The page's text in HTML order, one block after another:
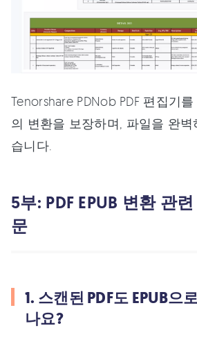
Tenorshare PDNob PDF 편집기
의 변환을 보장하며, 파일을 완
습니다.
5부: PDF EPUB 변환 관
문
1. 스캔된 PDF도 EPUB으
나요?